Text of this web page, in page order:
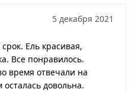
5 декабря 2021
Ель красивая,
Все понравилось.
время отвечали на
довольна.